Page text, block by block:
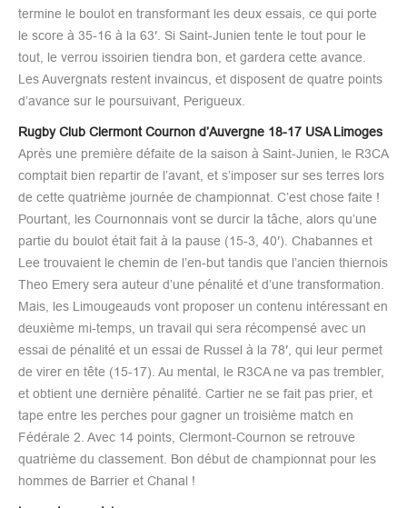
termine le boulot en transformant les deux essais, ce qui porte
le score à 35-16 à la 63′. Si Saint-Junien tente le tout pour le
tout, le verrou issoirien tiendra bon, et gardera cette avance.
Les Auvergnats restent invaincus, et disposent de quatre points
d’avance sur le poursuivant, Perigueux.
Rugby Club Clermont Cournon d’Auvergne 18-17 USA Limoges
Après une première défaite de la saison à Saint-Junien, le R3CA
comptait bien repartir de l’avant, et s’imposer sur ses terres lors
de cette quatrième journée de championnat. C’est chose faite !
Pourtant, les Cournonnais vont se durcir la tâche, alors qu’une
partie du boulot était fait à la pause (15-3, 40′). Chabannes et
Lee trouvaient le chemin de l’en-but tandis que l’ancien thiernois
Theo Emery sera auteur d’une pénalité et d’une transformation.
Mais, les Limougeauds vont proposer un contenu intéressant en
deuxième mi-temps, un travail qui sera récompensé avec un
essai de pénalité et un essai de Russel à la 78′, qui leur permet
de virer en tête (15-17). Au mental, le R3CA ne va pas trembler,
et obtient une dernière pénalité. Cartier ne se fait pas prier, et
tape entre les perches pour gagner un troisième match en
Fédérale 2. Avec 14 points, Clermont-Cournon se retrouve
quatrième du classement. Bon début de championnat pour les
hommes de Barrier et Chanal !